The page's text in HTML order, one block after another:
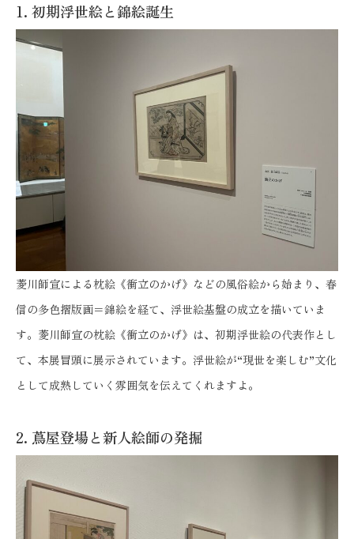
1. 初期浮世絵と錦絵誕生
菱川師宣による枕絵《衝立のかげ》などの風俗絵から始まり、春
信の多色摺版画＝錦絵を経て、浮世絵基盤の成立を描いていま
す。菱川師宣の枕絵《衝立のかげ》は、初期浮世絵の代表作とし
て、本展冒頭に展示されています。浮世絵が“現世を楽しむ”文化
として成熟していく雰囲気を伝えてくれますよ。
2. 蔦屋登場と新人絵師の発掘